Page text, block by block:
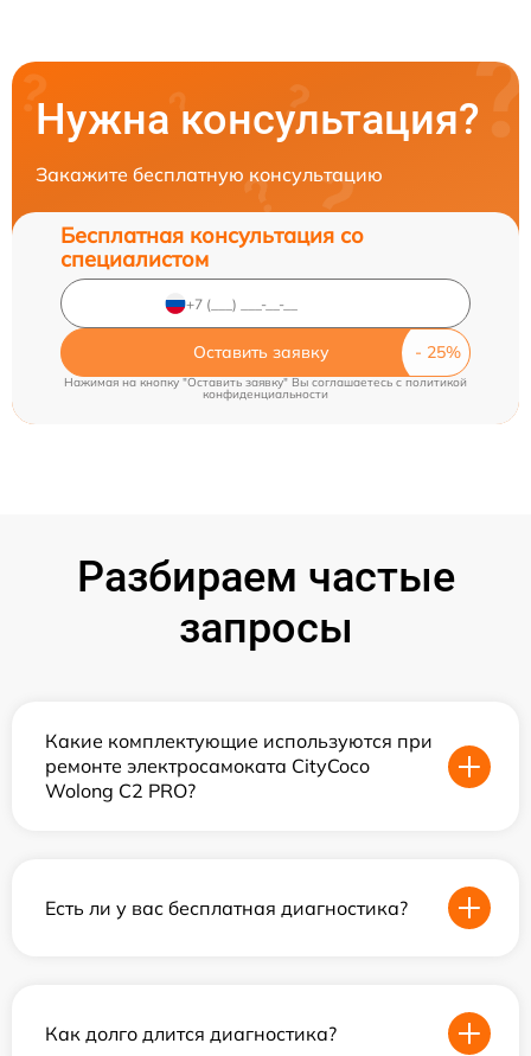
Нужна консультация?
Закажите бесплатную консультацию
Бесплатная консультация со
специалистом
Оставить заявку
Нажимая на кнопку "Оставить заявку" Вы соглашаетесь cполитикой
конфиденциальности
Разбираем частые
запросы
Какие комплектующие используются при
ремонте электросамоката CityCoco
Wolong C2 PRO?
Есть ли у вас бесплатная диагностика?
Как долго длится диагностика?